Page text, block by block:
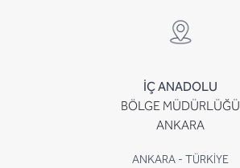
İÇ ANADOLU
BÖLGE MÜDÜRLÜĞÜ
ANKARA
ANKARA - TÜRKİYE